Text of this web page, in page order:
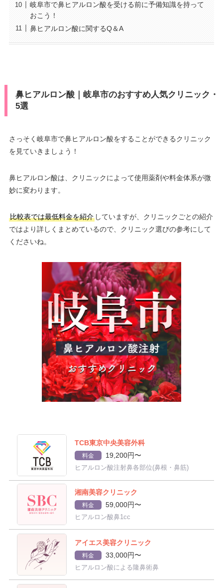
岐阜市で鼻ヒアルロン酸を受ける前に予備知識を持って
おこう！
鼻ヒアルロン酸に関するQ＆A
鼻ヒアルロン酸｜岐阜市のおすすめ人気クリニック・
5選
さっそく岐阜市で鼻ヒアルロン酸をすることができるクリニック
を見ていきましょう！
鼻ヒアルロン酸は、クリニックによって使用薬剤や料金体系が微
妙に変わります。
比較表では最低料金を紹介していますが、クリニックごとの紹介
ではより詳しくまとめているので、クリニック選びの参考にして
くださいね。
TCB東京中央美容外科
料金 19,200円〜
ヒアルロン酸注射鼻各部位(鼻根・鼻筋)
湘南美容クリニック
料金 59,000円〜
ヒアルロン酸鼻1cc
アイエス美容クリニック
料金 33,000円〜
ヒアルロン酸による隆鼻術鼻